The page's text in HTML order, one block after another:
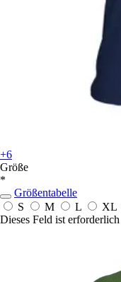
+6
Größe
*
Größentabelle
S
M L XL
Dieses Feld ist erforderlich